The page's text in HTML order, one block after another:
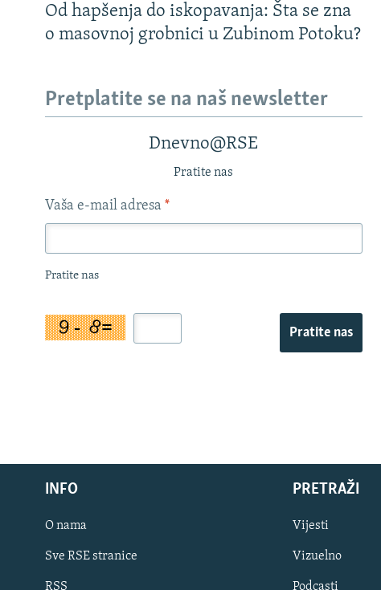
Od hapšenja do iskopavanja: Šta se zna
o masovnoj grobnici u Zubinom Potoku?
Pretplatite se na naš newsletter
Dnevno@RSE
Pratite nas
Vaša e-mail adresa *
Pratite nas
Pratite nas
INFO
O nama
Sve RSE stranice
RSS
PRETRAŽI
Vijesti
Vizuelno
Podcasti